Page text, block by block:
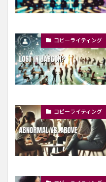
コピーライティング
コピーライティング